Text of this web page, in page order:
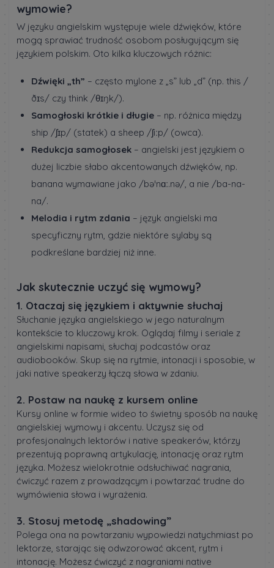
wymowie?
W języku angielskim występuje wiele dźwięków, które
mogą sprawiać trudność osobom posługującym się
językiem polskim. Oto kilka kluczowych różnic:
Dźwięki „th” – często mylone z „s” lub „d” (np. this /
ðɪs/ czy think /θɪŋk/).
Samogłoski krótkie i długie – np. różnica między
ship /ʃɪp/ (statek) a sheep /ʃiːp/ (owca).
Redukcja samogłosek – angielski jest językiem o
dużej liczbie słabo akcentowanych dźwięków, np.
banana wymawiane jako /bəˈnɑː.nə/, a nie /ba-na-
na/.
Melodia i rytm zdania – język angielski ma
specyficzny rytm, gdzie niektóre sylaby są
podkreślane bardziej niż inne.
Jak skutecznie uczyć się wymowy?
1. Otaczaj się językiem i aktywnie słuchaj
Słuchanie języka angielskiego w jego naturalnym
kontekście to kluczowy krok. Oglądaj filmy i seriale z
angielskimi napisami, słuchaj podcastów oraz
audiobooków. Skup się na rytmie, intonacji i sposobie, w
jaki native speakerzy łączą słowa w zdaniu.
2. Postaw na naukę z kursem online
Kursy online w formie wideo to świetny sposób na naukę
angielskiej wymowy i akcentu. Uczysz się od
profesjonalnych lektorów i native speakerów, którzy
prezentują poprawną artykulację, intonację oraz rytm
języka. Możesz wielokrotnie odsłuchiwać nagrania,
ćwiczyć razem z prowadzącym i powtarzać trudne do
wymówienia słowa i wyrażenia.
3. Stosuj metodę „shadowing”
Polega ona na powtarzaniu wypowiedzi natychmiast po
lektorze, starając się odwzorować akcent, rytm i
intonację. Możesz ćwiczyć z nagraniami native